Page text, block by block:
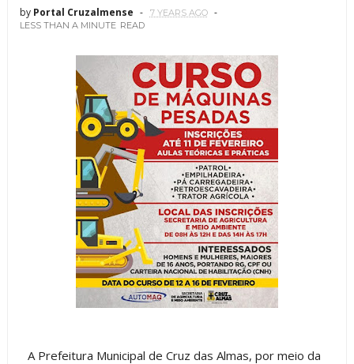
by Portal Cruzalmense
7 YEARS AGO
LESS THAN A MINUTE READ
A Prefeitura Municipal de Cruz das Almas, por meio da